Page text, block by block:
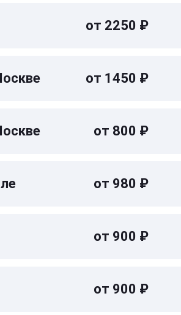
от 2250 ₽
от 1450 ₽
от 800 ₽
от 980 ₽
от 900 ₽
от 900 ₽